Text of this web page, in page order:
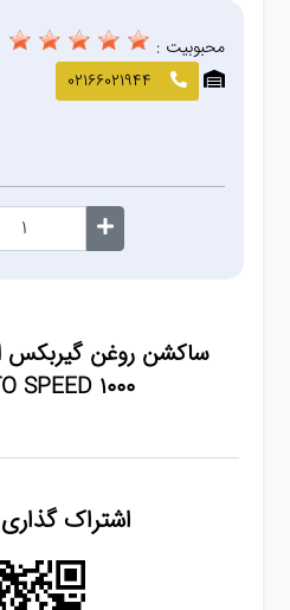
صافکاری
و نقاشی
کارواش
معاینهساکشن روغن گیربکس
SPEED 1000
اشتراک
محبوبیت :
02166021944